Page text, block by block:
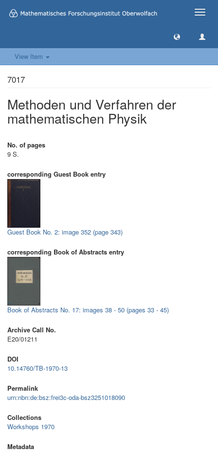
Toggle
View Item
7017
Methoden und Verfahren der
mathematischen Physik
No. of pages
9 S.
corresponding Guest Book entry
Guest Book No. 2: image 352 (page 343)
corresponding Book of Abstracts entry
Book of Abstracts No. 17: images 38 - 50 (pages 33 - 45)
Archive Call No.
E20/01211
DOI
10.14760/TB-1970-13
Permalink
urn:nbn:de:bsz:frei3c-oda-bsz3251018090
Collections
Workshops 1970
Metadata